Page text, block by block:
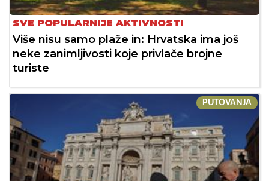
SVE POPULARNIJE AKTIVNOSTI
Više nisu samo plaže in: Hrvatska ima još
neke zanimljivosti koje privlače brojne
turiste
PUTOVANJA